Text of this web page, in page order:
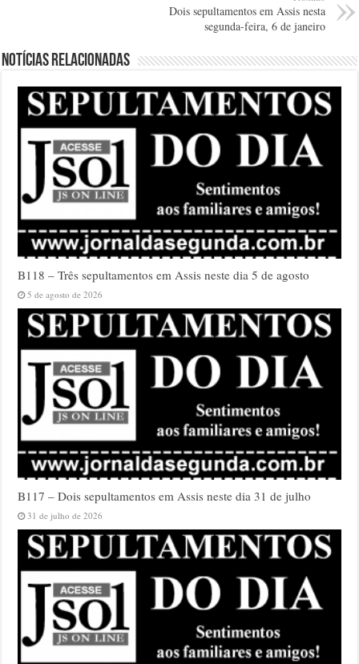
Dois sepultamentos em Assis nesta
segunda-feira, 6 de janeiro
Notícias relacionadas
B118 – Três sepultamentos em Assis neste dia 5 de agosto
5 de agosto de 2026
B117 – Dois sepultamentos em Assis neste dia 31 de julho
31 de julho de 2026